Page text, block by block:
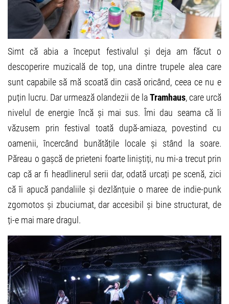
Simt că abia a început festivalul și deja am făcut o
descoperire muzicală de top, una dintre trupele alea care
sunt capabile să mă scoată din casă oricând, ceea ce nu e
puțin lucru. Dar urmează olandezii de laTramhaus, care urcă
nivelul de energie încă și mai sus. Îmi dau seama că îi
văzusem prin festival toată după-amiaza, povestind cu
oamenii, încercând bunătățile locale și stând la soare.
Păreau o gașcă de prieteni foarte liniștiți, nu mi-a trecut prin
cap că ar fi headlinerul serii dar, odată urcați pe scenă, zici
că îi apucă pandaliile și dezlănțuie o maree de indie-punk
zgomotos și zbuciumat, dar accesibil și bine structurat, de
ți-e mai mare dragul.